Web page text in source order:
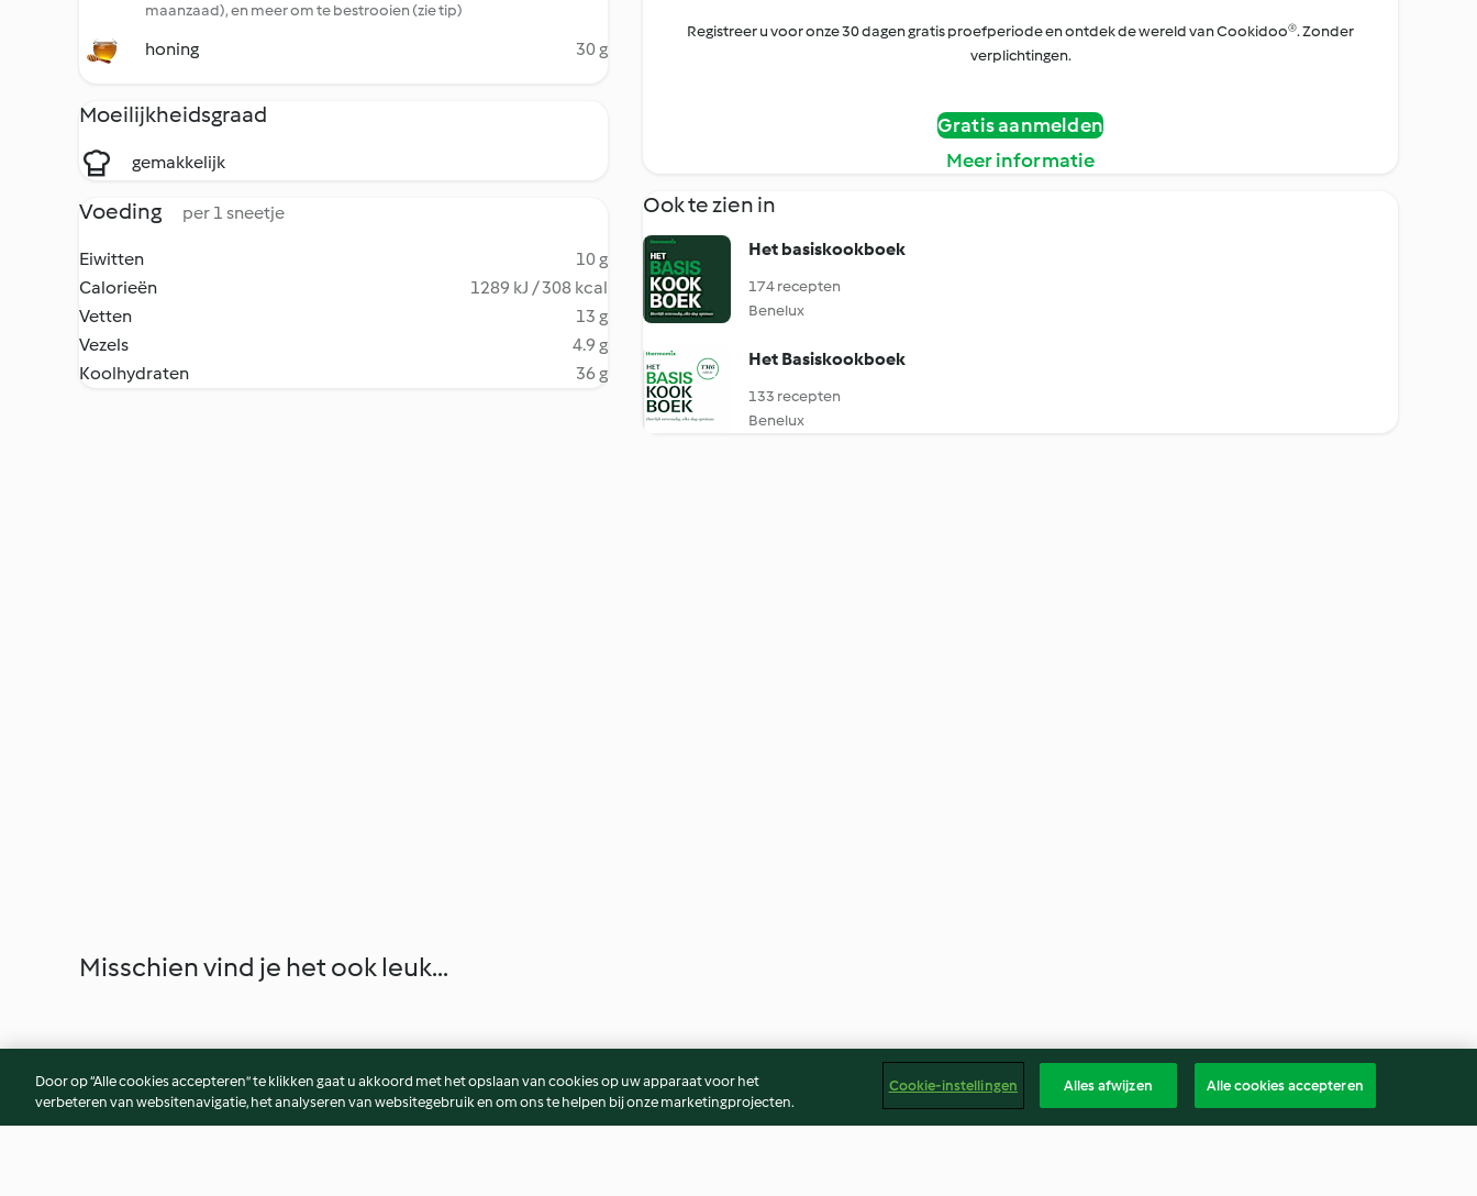
maanzaad), en meer om te bestrooien (zie tip)
honing 30 g
Moeilijkheidsgraad
gemakkelijk
Voeding per 1 sneetje
Eiwitten
10 g
Calorieën
1289 kJ / 308 kcal
Vetten
13 g
Vezels
4.9 g
Koolhydraten
36 g
Registreer u voor onze 30 dagen gratis proefperiode en ontdek de wereld van Cookidoo®. Zonder
verplichtingen.
Gratis aanmelden
Meer informatie
Ook te zien in
Het basiskookboek
174 recepten
Benelux
Het Basiskookboek
133 recepten
Benelux
Misschien vind je het ook leuk...
Door op “Alle cookies accepteren” te klikken gaat u akkoord met het opslaan van cookies op uw apparaat voor het
verbeteren van websitenavigatie, het analyseren van websitegebruik en om ons te helpen bij onze marketingprojecten.
Cookie-instellingen Alles afwijzen Alle cookies accepteren